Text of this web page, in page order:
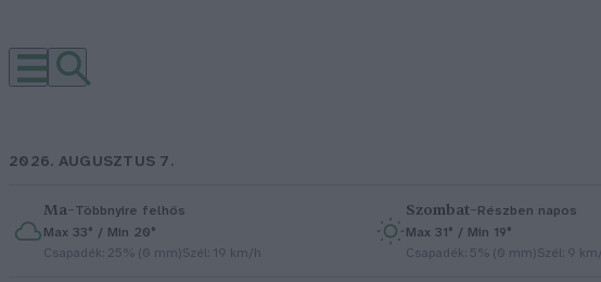
2026. AUGUSZTUS 7.
Ma–Többnyire felhős
Max 33° / Min 20°
Csapadék: 25% (0 mm)Szél: 19 km/h
Szombat–Részben napos
Max 31° / Min 19°
Csapadék: 5% (0 mm)Szél: 9